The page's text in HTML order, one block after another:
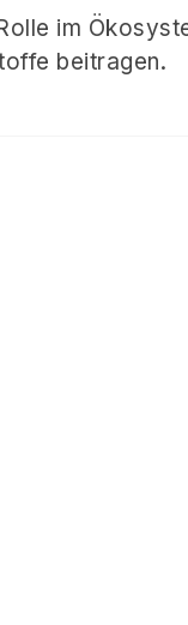
im
beitragen.